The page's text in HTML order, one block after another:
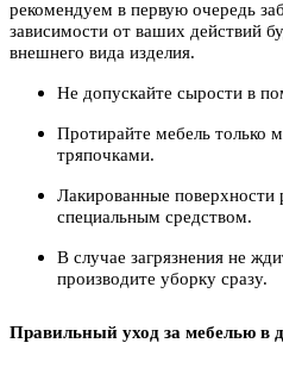
рекомендуем в первую очередь
зависимости от ваших действий
внешнего вида изделия.
Не допускайте сырости в
Протирайте мебель только
тряпочками.
Лакированные поверхности
специальным средством.
В случае загрязнения не
производите уборку сразу.
Правильный уход за мебелью в